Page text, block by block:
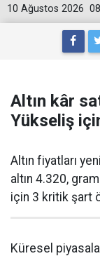
10 Ağustos 2026
Altın kâr
Yükseliş
Altın fiyatları
altın 4.320,
için 3 kritik şart
Küresel